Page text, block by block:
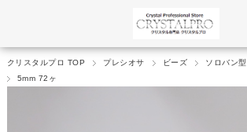
クリスタルプロ TOP プレシオサ ビーズ ソロバン型
5mm 72ヶ